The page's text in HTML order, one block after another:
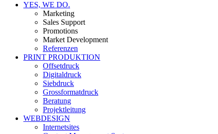
YES, WE DO.
Marketing
Sales Support
Promotions
Market Development
Referenzen
PRINT PRODUKTION
Offsetdruck
Digitaldruck
Siebdruck
Grossformatdruck
Beratung
Projektleitung
WEBDESIGN
Internetsites